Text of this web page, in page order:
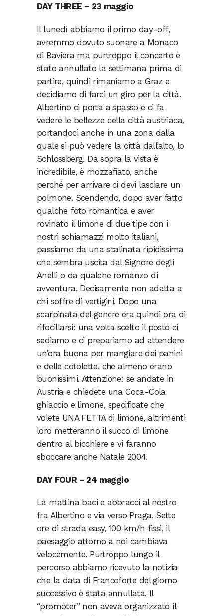
DAY THREE – 23 maggio
Il lunedì abbiamo il primo day-off,
avremmo dovuto suonare a Monaco
di Baviera ma purtroppo il concerto è
stato annullato la settimana prima di
partire, quindi rimaniamo a Graz e
decidiamo di farci un giro per la città.
Albertino ci porta a spasso e ci fa
vedere le bellezze della città austriaca,
portandoci anche in una zona dalla
quale si può vedere la città dall’alto, lo
Schlossberg. Da sopra la vista è
incredibile, è mozzafiato, anche
perché per arrivare ci devi lasciare un
polmone. Scendendo, dopo aver fatto
qualche foto romantica e aver
rovinato il limone di due tipe con i
nostri schiamazzi molto italiani,
passiamo da una scalinata ripidissima
che sembra uscita dal Signore degli
Anelli o da qualche romanzo di
avventura. Decisamente non adatta a
chi soffre di vertigini. Dopo una
scarpinata del genere era quindi ora di
rifocillarsi: una volta scelto il posto ci
sediamo e ci prepariamo ad attendere
un’ora buona per mangiare dei panini
e delle cotolette, che almeno erano
buonissimi. Attenzione: se andate in
Austria e chiedete una Coca-Cola
ghiaccio e limone, specificate che
volete UNA FETTA di limone, altrimenti
loro metteranno il succo di limone
dentro al bicchiere e vi faranno
sboccare anche Natale 2004.
DAY FOUR – 24 maggio
La mattina baci e abbracci al nostro
fra Albertino e via verso Praga. Sette
ore di strada easy, 100 km/h fissi, il
paesaggio attorno a noi cambiava
velocemente. Purtroppo lungo il
percorso abbiamo ricevuto la notizia
che la data di Francoforte del giorno
successivo è stata annullata. Il
“promoter” non aveva organizzato il